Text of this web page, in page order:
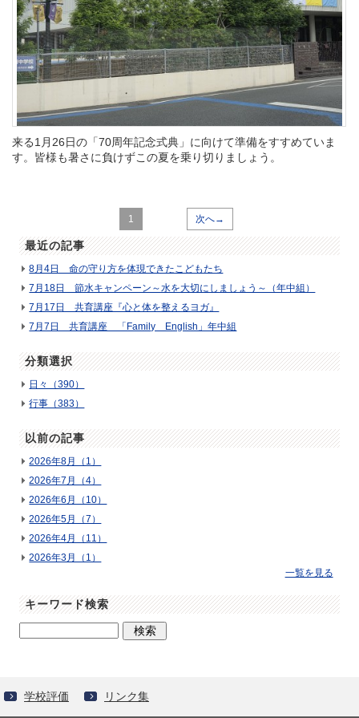
来る1月26日の「70周年記念式典」に向けて準備をすすめていま
す。皆様も暑さに負けずこの夏を乗り切りましょう。
1 次へ→
最近の記事
8月4日 命の守り方を体現できたこどもたち
7月18日 節水キャンペーン～水を大切にしましょう～（年中組）
7月17日 共育講座『心と体を整えるヨガ』
7月7日 共育講座 「Family English」年中組
分類選択
日々（390）
行事（383）
以前の記事
2026年8月（1）
2026年7月（4）
2026年6月（10）
2026年5月（7）
2026年4月（11）
2026年3月（1）
一覧を見る
キーワード検索
学校評価 リンク集